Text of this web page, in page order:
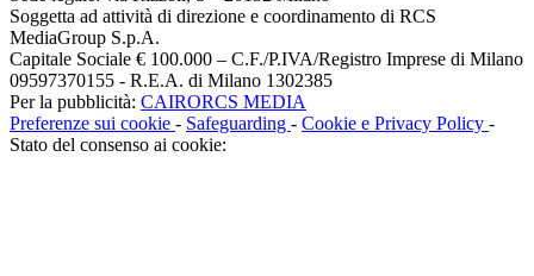
Soggetta ad attività di direzione e coordinamento di RCS
MediaGroup S.p.A.
Capitale Sociale € 100.000 – C.F./P.IVA/Registro Imprese di Milano
09597370155 - R.E.A. di Milano 1302385
Per la pubblicità: CAIRORCS MEDIA
Preferenze sui cookie - Safeguarding - Cookie e Privacy Policy -
Stato del consenso ai cookie: